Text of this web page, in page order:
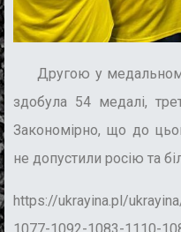
Другою у
здобула 54 медалі,
Закономірно, що до
не допустили росію та
https://ukrayina.pl/